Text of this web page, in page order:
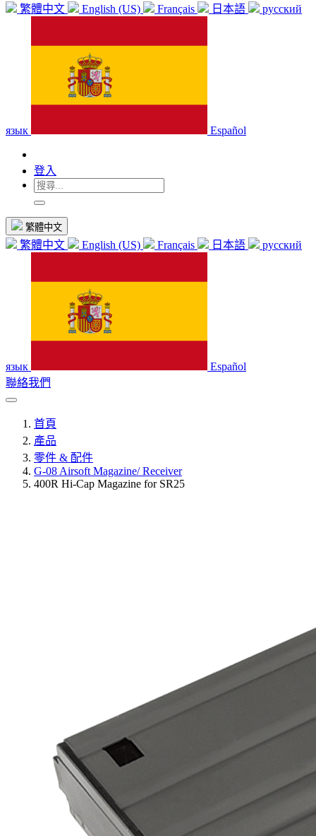
繁體中文 English (US) Français 日本語 русский
язык Español
登入
繁體中文
繁體中文 English (US) Français 日本語 русский
язык
Español
聯絡我們
首頁
產品
零件 & 配件
G-08 Airsoft Magazine/ Receiver
400R Hi-Cap Magazine for SR25